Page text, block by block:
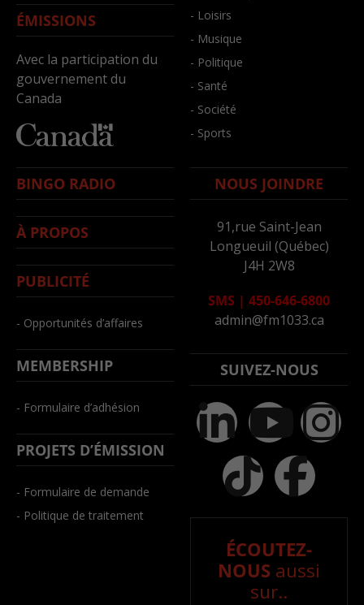
ÉMISSIONS
Avec la participation du
gouvernement du
Canada
- Loisirs
- Musique
- Politique
- Santé
- Société
- Sports
BINGO RADIO
À PROPOS
PUBLICITÉ
- Opportunités d’affaires
MEMBERSHIP
- Formulaire d’adhésion
PROJETS D’ÉMISSION
- Formulaire de demande
- Politique de traitement
NOUS JOINDRE
91,rue Saint-Jean
Longueuil (Québec)
J4H 2W8
SMS | 450-646-6800
admin@fm1033.ca
SUIVEZ-NOUS
ÉCOUTEZ-
NOUS aussi
sur..